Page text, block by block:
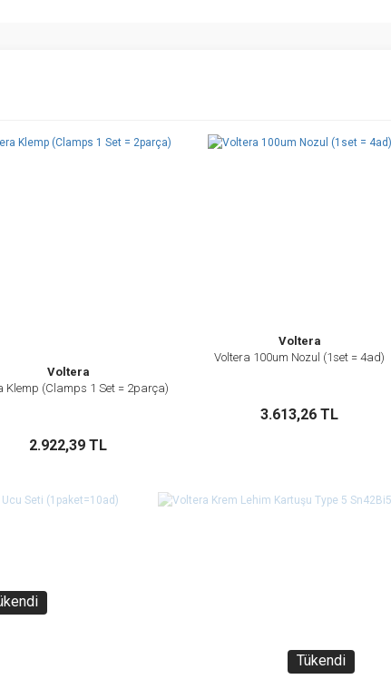
Voltera
Klemp (Clamps 1 Set = 2parça)
2.922,39 TL
İncele
Sepete Ekle
Voltera
Voltera 100um Nozul (1set = 4ad)
3.613,26 TL
İncele
Sepete Ekle
Tükendi